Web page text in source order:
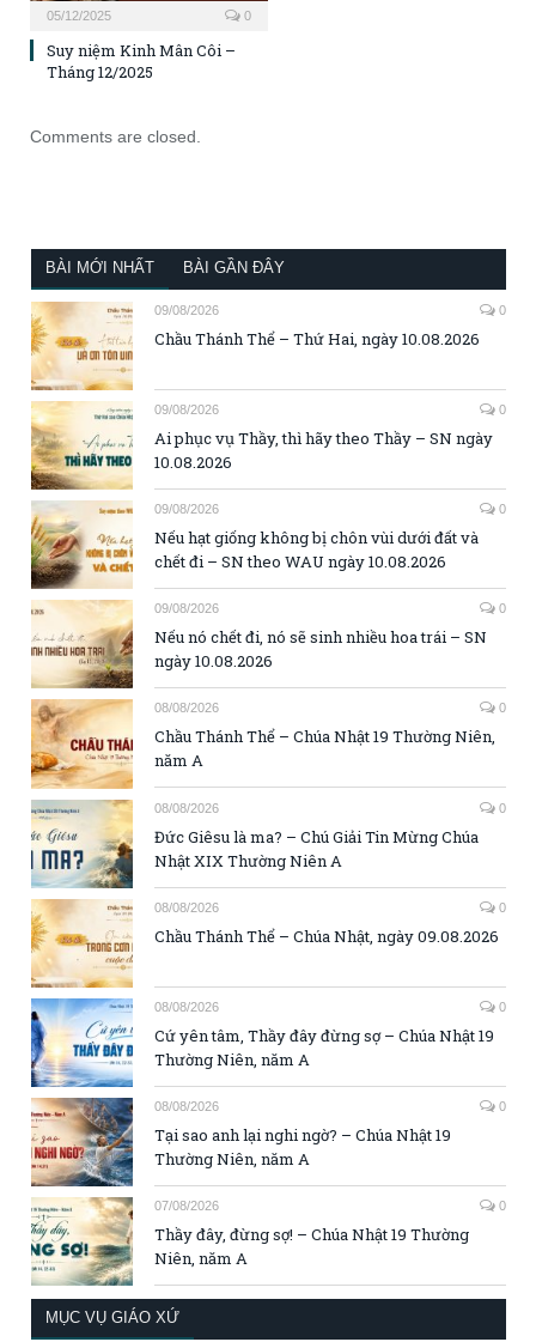
05/12/2025 0
Suy niệm Kinh Mân Côi –
Tháng 12/2025
Comments are closed.
BÀI MỚI NHẤT BÀI GẦN ĐÂY
09/08/2026 0
Chầu Thánh Thể – Thứ Hai, ngày 10.08.2026
09/08/2026 0
Ai phục vụ Thầy, thì hãy theo Thầy – SN ngày
10.08.2026
09/08/2026 0
Nếu hạt giống không bị chôn vùi dưới đất và
chết đi – SN theo WAU ngày 10.08.2026
09/08/2026 0
Nếu nó chết đi, nó sẽ sinh nhiều hoa trái – SN
ngày 10.08.2026
08/08/2026 0
Chầu Thánh Thể – Chúa Nhật 19 Thường Niên,
năm A
08/08/2026 0
Đức Giêsu là ma? – Chú Giải Tin Mừng Chúa
Nhật XIX Thường Niên A
08/08/2026 0
Chầu Thánh Thể – Chúa Nhật, ngày 09.08.2026
08/08/2026 0
Cứ yên tâm, Thầy đây đừng sợ – Chúa Nhật 19
Thường Niên, năm A
08/08/2026 0
Tại sao anh lại nghi ngờ? – Chúa Nhật 19
Thường Niên, năm A
07/08/2026 0
Thầy đây, đừng sợ! – Chúa Nhật 19 Thường
Niên, năm A
MỤC VỤ GIÁO XỨ